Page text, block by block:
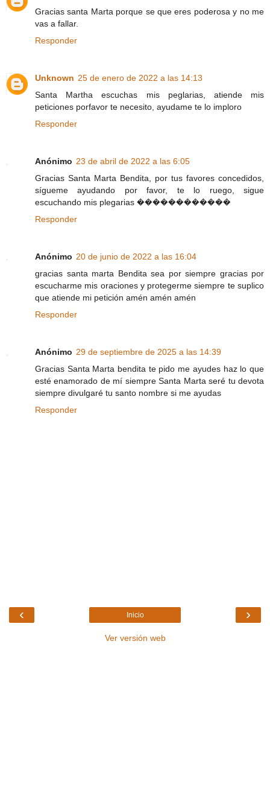
Gracias santa Marta porque se que eres poderosa y no me
vas a fallar.
Responder
Unknown 25 de enero de 2022 a las 14:13
Santa Martha escuchas mis peglarias, atiende mis
peticiones porfavor te necesito, ayudame te lo imploro
Responder
Anónimo 23 de abril de 2022 a las 6:05
Gracias Santa Marta Bendita, por tus favores concedidos,
sígueme ayudando por favor, te lo ruego, sigue
escuchando mis plegarias ������������
Responder
Anónimo 20 de junio de 2022 a las 16:04
gracias santa marta Bendita sea por siempre gracias por
escucharme mis oraciones y protegerme siempre te suplico
que atiende mi petición amén amén amén
Responder
Anónimo 29 de septiembre de 2025 a las 14:39
Gracias Santa Marta bendita te pido me ayudes haz lo que
esté enamorado de mí siempre Santa Marta seré tu devota
siempre divulgaré tu santo nombre si me ayudas
Responder
‹ ›
Inicio
Ver versión web